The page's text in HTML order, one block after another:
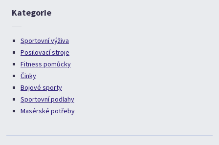
Kategorie
Sportovní výživa
Posilovací stroje
Fitness pomůcky
Činky
Bojové sporty
Sportovní podlahy
Masérské potřeby